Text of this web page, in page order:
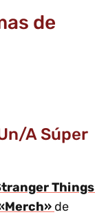
de
a Súper
Things
de